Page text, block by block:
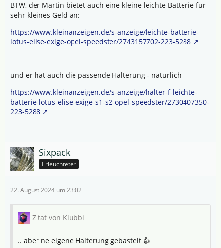
BTW, der Martin bietet auch eine kleine leichte Batterie für
sehr kleines Geld an:
https://www.kleinanzeigen.de/s-anzeige/leichte-batterie-
lotus-elise-exige-opel-speedster/2743157702-223-5288
und er hat auch die passende Halterung - natürlich
https://www.kleinanzeigen.de/s-anzeige/halter-f-leichte-
batterie-lotus-elise-exige-s1-s2-opel-speedster/2730407350-
223-5288
Sixpack
Erleuchteter
22. August 2024 um 23:02
Zitat von Klubbi
.. aber ne eigene Halterung gebastelt 👍